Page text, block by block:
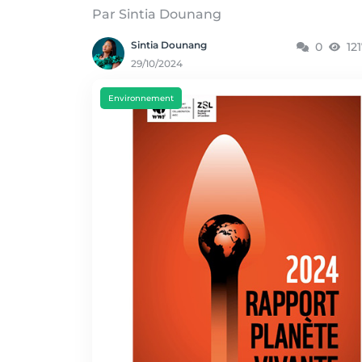
Par Sintia Dounang
Sintia Dounang
29/10/2024
0
Environnement